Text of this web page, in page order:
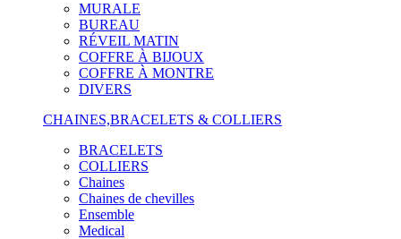
MURALE
BUREAU
RÉVEIL MATIN
COFFRE À BIJOUX
COFFRE À MONTRE
DIVERS
CHAINES,BRACELETS & COLLIERS
BRACELETS
COLLIERS
Chaines
Chaines de chevilles
Ensemble
Medical